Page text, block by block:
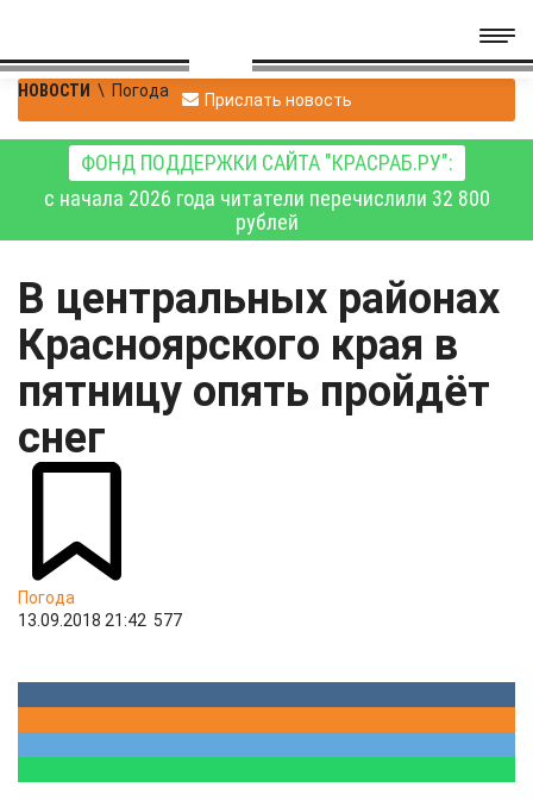
НОВОСТИ \ Погода Прислать новость
ФОНД ПОДДЕРЖКИ САЙТА "КРАСРАБ.РУ":
с начала 2026 года читатели перечислили 32 800
рублей
В центральных районах
Красноярского края в
пятницу опять пройдёт
снег
Погода
13.09.2018 21:42 577